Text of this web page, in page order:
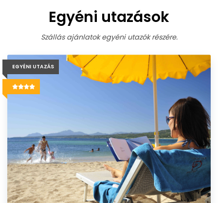
Egyéni utazások
Szállás ajánlatok egyéni utazók részére.
EGYÉNI UTAZÁS